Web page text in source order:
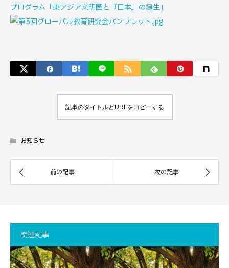
プログラム「東アジア文明圏と『日本』の誕生」
記事のタイトルとURLをコピーする
お知らせ
関連記事